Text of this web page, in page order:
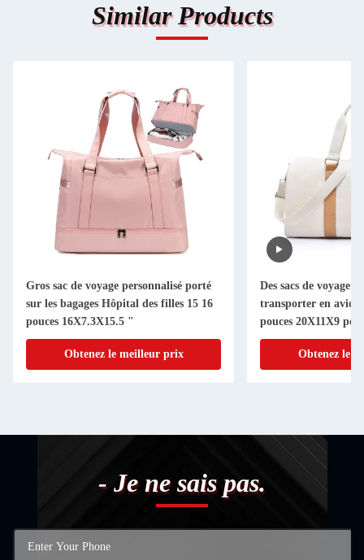
Similar Products
Gros sac de voyage personnalisé porté
sur les bagages Hôpital des filles 15 16
pouces 16X7.3X15.5 "
Obtenez le meilleur prix
Des sacs de voyage
transporter en avion
pouces 20X11X9
Obtenez le
- Je ne sais pas.